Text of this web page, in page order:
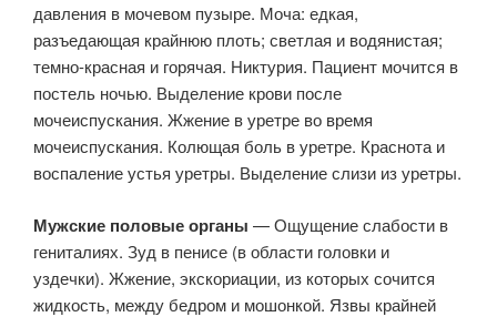
давления в мочевом пузыре. Моча: едкая,
разъедающая крайнюю плоть; светлая и водянистая;
темно-красная и горячая. Никтурия. Пациент мочится в
постель ночью. Выделение крови после
мочеиспускания. Жжение в уретре во время
мочеиспускания. Колющая боль в уретре. Краснота и
воспаление устья уретры. Выделение слизи из уретры.
Мужские половые органы — Ощущение слабости в
гениталиях. Зуд в пенисе (в области головки и
уздечки). Жжение, экскориации, из которых сочится
жидкость, между бедром и мошонкой. Язвы крайней